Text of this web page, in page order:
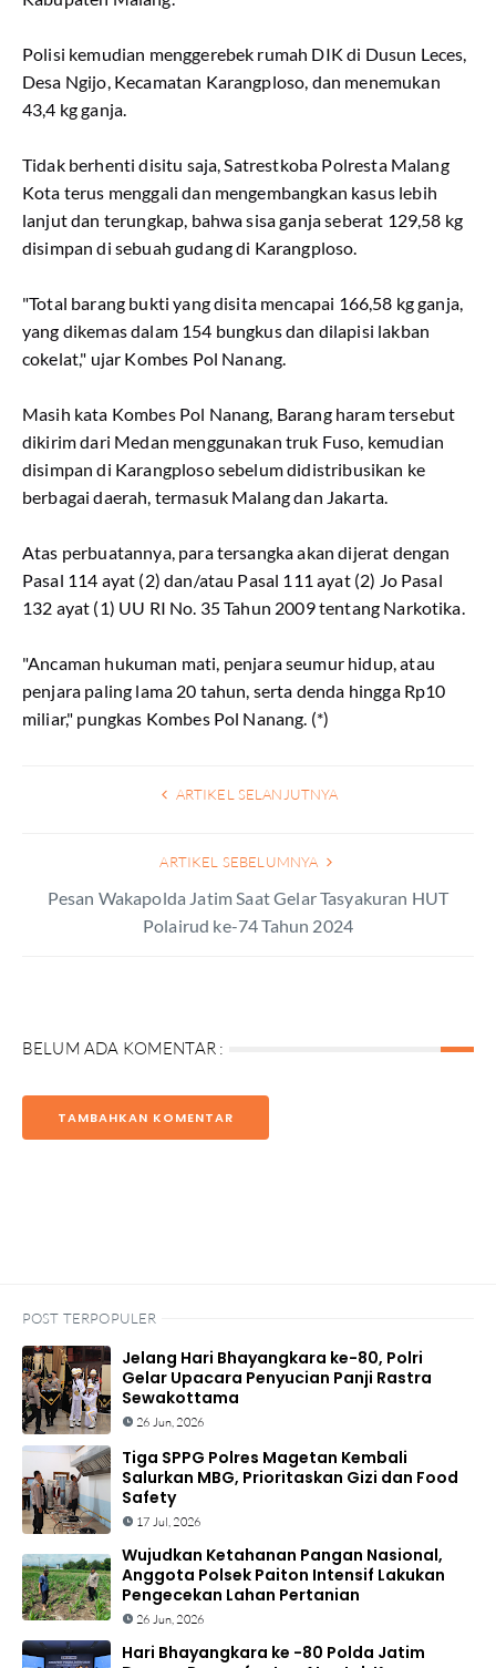
Polisi kemudian menggerebek rumah DIK di Dusun Leces,
Desa Ngijo, Kecamatan Karangploso, dan menemukan
43,4 kg ganja.
Tidak berhenti disitu saja, Satrestkoba Polresta Malang
Kota terus menggali dan mengembangkan kasus lebih
lanjut dan terungkap, bahwa sisa ganja seberat 129,58 kg
disimpan di sebuah gudang di Karangploso.
"Total barang bukti yang disita mencapai 166,58 kg ganja,
yang dikemas dalam 154 bungkus dan dilapisi lakban
cokelat," ujar Kombes Pol Nanang.
Masih kata Kombes Pol Nanang, Barang haram tersebut
dikirim dari Medan menggunakan truk Fuso, kemudian
disimpan di Karangploso sebelum didistribusikan ke
berbagai daerah, termasuk Malang dan Jakarta.
Atas perbuatannya, para tersangka akan dijerat dengan
Pasal 114 ayat (2) dan/atau Pasal 111 ayat (2) Jo Pasal
132 ayat (1) UU RI No. 35 Tahun 2009 tentang Narkotika.
"Ancaman hukuman mati, penjara seumur hidup, atau
penjara paling lama 20 tahun, serta denda hingga Rp10
miliar," pungkas Kombes Pol Nanang. (*)
ARTIKEL SELANJUTNYA
ARTIKEL SEBELUMNYA
Pesan Wakapolda Jatim Saat Gelar Tasyakuran HUT
Polairud ke-74 Tahun 2024
BELUM ADA KOMENTAR :
TAMBAHKAN KOMENTAR
POST TERPOPULER
Jelang Hari Bhayangkara ke-80, Polri
Gelar Upacara Penyucian Panji Rastra
Sewakottama
26 Jun, 2026
Tiga SPPG Polres Magetan Kembali
Salurkan MBG, Prioritaskan Gizi dan Food
Safety
17 Jul, 2026
Wujudkan Ketahanan Pangan Nasional,
Anggota Polsek Paiton Intensif Lakukan
Pengecekan Lahan Pertanian
26 Jun, 2026
Hari Bhayangkara ke -80 Polda Jatim